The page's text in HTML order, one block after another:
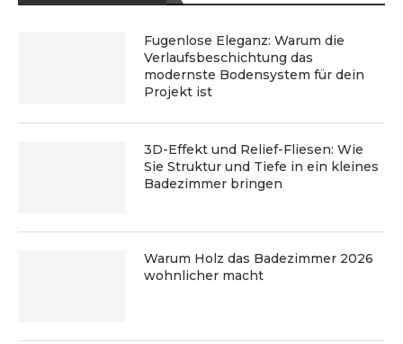
Fugenlose Eleganz: Warum die
Verlaufsbeschichtung das
modernste Bodensystem für dein
Projekt ist
3D-Effekt und Relief-Fliesen: Wie
Sie Struktur und Tiefe in ein kleines
Badezimmer bringen
Warum Holz das Badezimmer 2026
wohnlicher macht